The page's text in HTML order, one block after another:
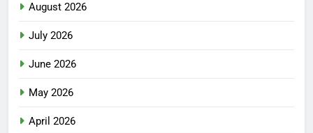
August 2026
July 2026
June 2026
May 2026
April 2026